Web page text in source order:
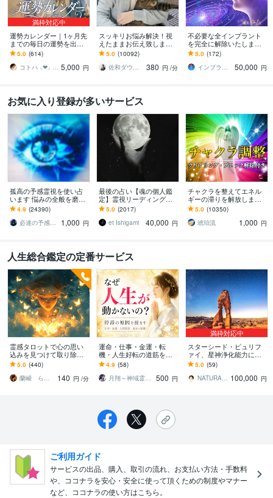
満枠対応中
運勢カレンダー｜1ヶ月先
までの毎日の運勢を出し
ます 30日×500字のおよそ
1万5千文字で細かく詳細
に記します
5.0 (614)
コトハ ⸜❤︎⸝ 新サービス提供開始✨️ 5,000 円
スッキリお悩み解決！視
えたままお伝え致します
恋愛、結婚、人間関係、
仕事、人生、ペットの気
持ち等◎祈願付き
5.0 (10092)
佐和ダウジング＆スピリットメンター
380 円 /分
不必要な全インプラント
を完全に解除いたします
インプラント全解除創始
者 × 魂の解放・カルマ浄
化・能力開花
5.0 (172)
インプラント全解除創始者｜魂王DaI⭐︎
50,000 円
お気に入り登録が多いサービス
孤高の予感霊視を使い占
います 悩みの全般を磨き
上げ、研ぎ澄ました予感
より霊視により導きます
4.9 (24390)
必達の予感霊視 渡邊 潤一
1,000 円
最後の占い【魂の個人鑑
定】霊視リーディング承
ります 運命の地図を手
に、輝く人生を創る｜魂
の全体像を紐解く鑑定
5.0 (2017)
et Ishigami
40,000 円
チャクラを整えてエネル
ギーの滞りを解放します 7
割超リピート！人生を変
えたい人のエネルギー調
整
5.0 (10350)
琥珀流
1,000 円
人生総合鑑定の定番サービス
霊感タロットで心の思い
込みを見つけて取り除き
ます 内なる障害を取り除
き 自由な心で新たな一
歩を踏み出せます
5.0 (440)
蘭崚 らんりょう 魂のタロットマスター
140 円 /分
運命・仕事・金運・転
機・人生好転の道筋を霊
視します 停滞の原因を視
抜き、運命が動く転機と
進むべき道を示します。
4.9 (58)
月翔～神域霊導師
500 円
満枠対応中
スターシード・ピュリフ
ァイ、星神浄化能力にな
ります スターシードの超
光学ESPスキルの浄化能
力を鑑定、施術します
5.0 (59)
NATURALDESIGN 時実 嶺 100,000 円
ご利用ガイド
サービスの出品、購入、取引の流れ、お支払い方法・手数料
や、ココナラを安心・安全に使って頂くための制度やマナー
など、ココナラの使い方はこちら。